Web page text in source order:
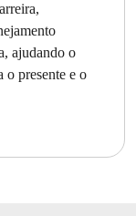
ajudando o
o presente e o